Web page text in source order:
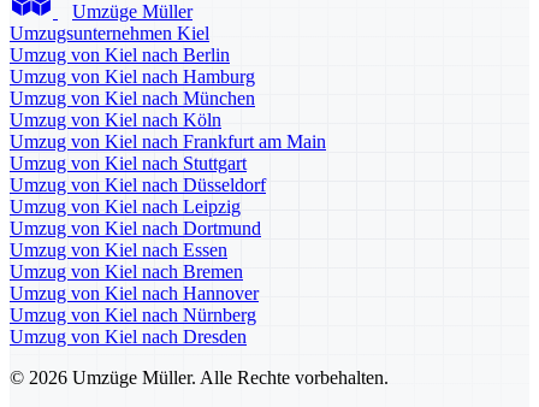
Umzüge Müller
Umzugsunternehmen Kiel
Umzug von Kiel nach Berlin
Umzug von Kiel nach Hamburg
Umzug von Kiel nach München
Umzug von Kiel nach Köln
Umzug von Kiel nach Frankfurt am Main
Umzug von Kiel nach Stuttgart
Umzug von Kiel nach Düsseldorf
Umzug von Kiel nach Leipzig
Umzug von Kiel nach Dortmund
Umzug von Kiel nach Essen
Umzug von Kiel nach Bremen
Umzug von Kiel nach Hannover
Umzug von Kiel nach Nürnberg
Umzug von Kiel nach Dresden
© 2026 Umzüge Müller. Alle Rechte vorbehalten.